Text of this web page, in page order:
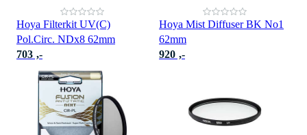
Hoya Filterkit UV(C)
Pol.Circ. NDx8 62mm
703 ,-
Hoya Mist Diffuser BK No1
62mm
920 ,-